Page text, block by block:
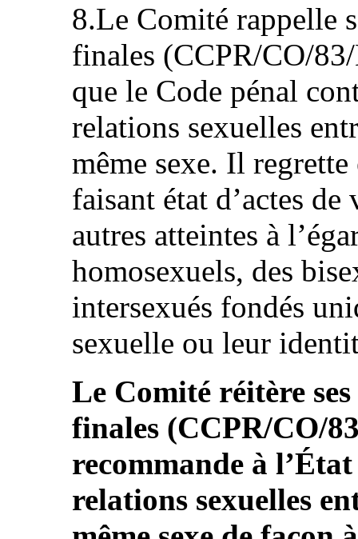
8.Le Comité rappelle
finales (CCPR/CO/
que le Code pénal
relations sexuelles
même sexe. Il
faisant état d’actes
autres atteintes à
homosexuels, des
intersexués fondés
sexuelle ou leur
Le Comité réitère
finales (CCPR/CO/
recommande à
relations sexuelles